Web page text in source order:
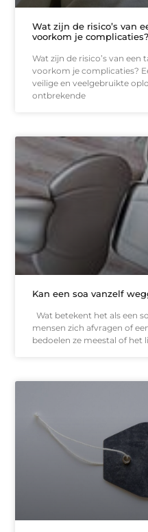
Wat zijn de risico’s van
voorkom je complicaties?
Wat zijn de risico’s van
voorkom je complicaties?
veilige en veelgebruikte
ontbrekende
Kan een soa vanzelf
Wat betekent het als een
mensen zich afvragen of
bedoelen ze meestal of het